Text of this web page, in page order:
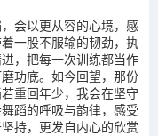
会以更从容的心境，感
一股不服输的韧劲，执
，把每一次训练都当作
功底。如今回望，那份
重回年少，我会在坚守
蹈的呼吸与韵律，感受
持，更发自内心的欣赏